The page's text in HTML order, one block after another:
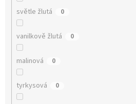
světle žlutá 0
vanilkově žlutá 0
malinová 0
tyrkysová 0